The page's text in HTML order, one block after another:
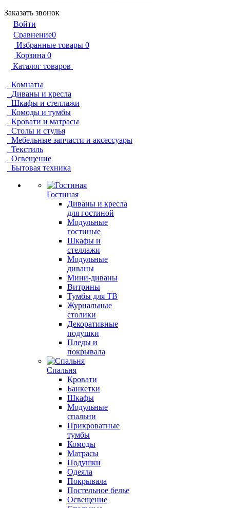
Заказать звонок
Войти
Сравнение0
Избранные товары 0
Корзина 0
Каталог товаров
Комнаты
Диваны и кресла
Шкафы и стеллажи
Комоды и тумбы
Кровати и матрасы
Столы и стулья
Мебельные запчасти и аксессуары
Текстиль
Освещение
Бытовая техника
Гостиная
Диваны и кресла
для гостиной
Модульные
гостиные
Шкафы и
стеллажи
Модульные
диваны
Мини-диваны
Витрины
Тумбы для ТВ
Журнальные
столики
Декоративные
подушки
Пледы и
покрывала
Спальня
Кровати
Банкетки
Шкафы
Модульные
спальни
Прикроватные
тумбы
Комоды
Матрасы
Подушки
Одеяла
Покрывала
Постельное белье
Освещение